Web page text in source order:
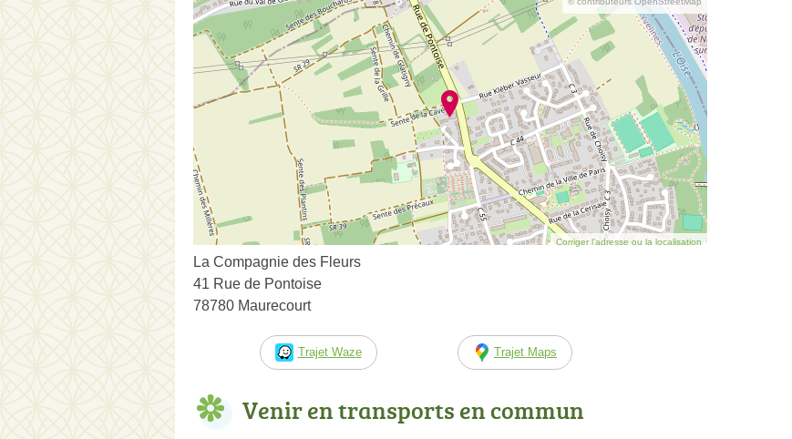
Corriger l’adresse ou la localisation
La Compagnie des Fleurs
41 Rue de Pontoise
78780 Maurecourt
Trajet Waze Trajet Maps
Venir en transports en commun